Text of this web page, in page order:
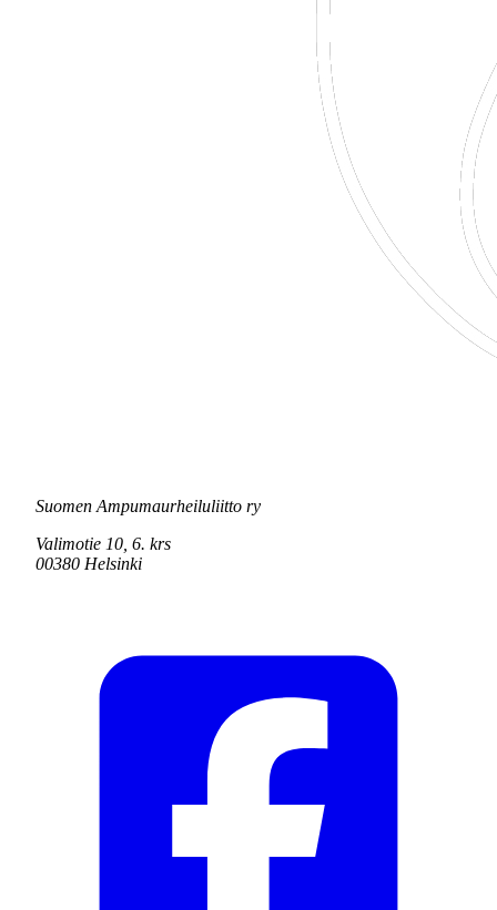
Suomen Ampumaurheiluliitto ry
Valimotie 10, 6. krs
00380 Helsinki